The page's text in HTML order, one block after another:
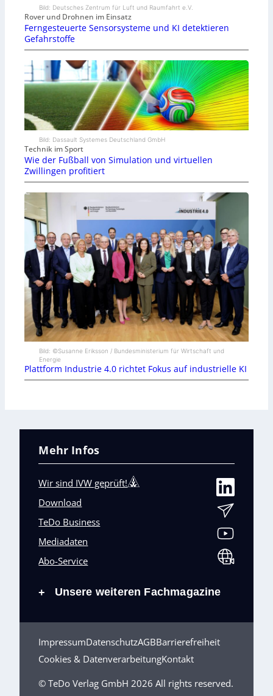
Bild: Deutsches Zentrum für Luft und Raumfahrt e.V.
Rover und Drohnen im Einsatz
Ferngesteuerte Sensorsysteme und KI detektieren
Gefahrstoffe
Bild: Dassault Systemes Deutschland GmbH
Technik im Sport
Wie der Fußball von Simulation und virtuellen
Zwillingen profitiert
Bild: ©Susanne Eriksson / Bundesministerium für Wirtschaft und
Energie
Plattform Industrie 4.0 richtet Fokus auf industrielle KI
Mehr Infos
Wir sind IVW geprüft!
Download
TeDo Business
Mediadaten
Abo-Service
+ Unsere weiteren Fachmagazine
ImpressumDatenschutzAGBBarrierefreiheit
Cookies & DatenverarbeitungKontakt
© TeDo Verlag GmbH 2026 All rights reserved.